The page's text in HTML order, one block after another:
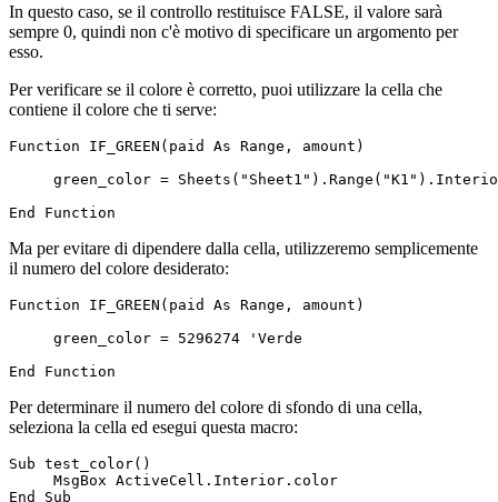
In questo caso, se il controllo restituisce FALSE, il valore sarà
sempre 0, quindi non c'è motivo di specificare un argomento per
esso.
Per verificare se il colore è corretto, puoi utilizzare la cella che
contiene il colore che ti serve:
Function IF_GREEN(paid As Range, amount)
green_color =
Ma per evitare di dipendere dalla cella, utilizzeremo semplicemente
il numero del colore desiderato:
Function IF_GREEN(paid As Range, amount)
     green_color = 5296274 'Verde
Per determinare il numero del colore di sfondo di una cella,
seleziona la cella ed esegui questa macro:
Sub test_color()
     MsgBox ActiveCell.Interior.color